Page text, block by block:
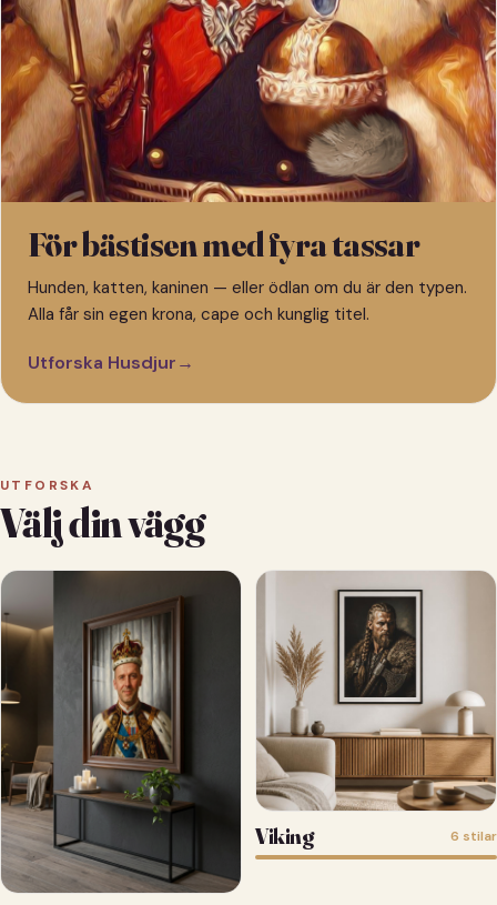
För bästisen med fyra tassar
Hunden, katten, kaninen — eller ödlan om du är den typen.
Alla får sin egen krona, cape och kunglig titel.
Utforska Husdjur→
UTFORSKA
Välj din vägg
Viking 6 stilar